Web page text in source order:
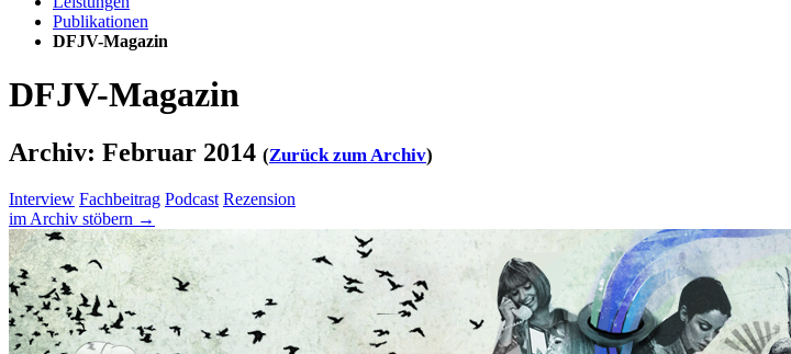
Publikationen
DFJV-Magazin
DFJV-Magazin
Archiv: Februar 2014 (Zurück zum Archiv)
Interview Fachbeitrag Podcast Rezension
im Archiv stöbern →